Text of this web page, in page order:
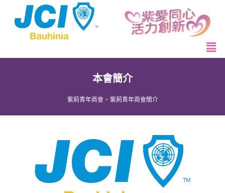
本會簡介
紫荊青年商會> 紫荊青年商會簡介